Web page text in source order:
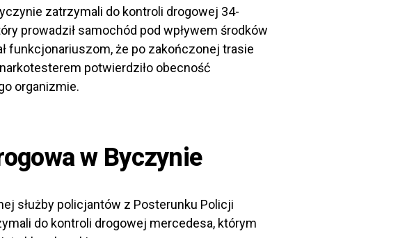
zatrzymali do kontroli drogowej 34-
prowadził samochód pod wpływem środków
funkcjonariuszom, że po zakończonej trasie
potwierdziło obecność
organizmie.
w Byczynie
służby policjantów z Posterunku Policji
do kontroli drogowej mercedesa, którym